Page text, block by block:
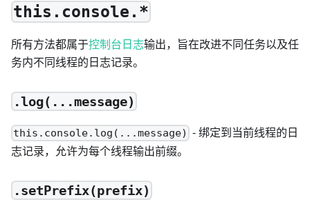
this.console.*
所有方法都属于控制台日志输出，旨在改进不同任务以及任
务内不同线程的日志记录。
.log(...message)
this.console.log(...message) - 绑定到当前线程的日
志记录，允许为每个线程输出前缀。
.setPrefix(prefix)